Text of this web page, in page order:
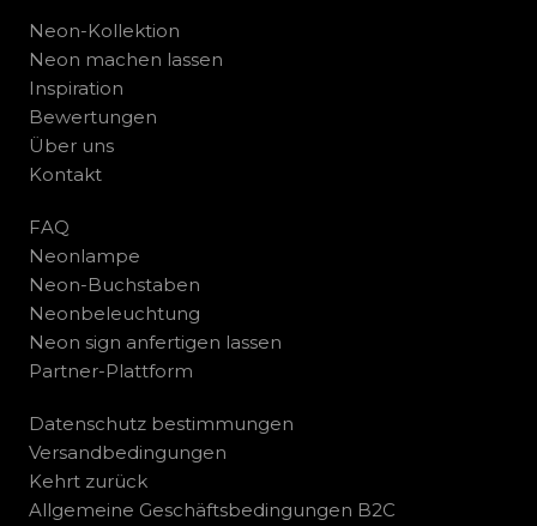
Neon-Kollektion
Neon machen lassen
Inspiration
Bewertungen
Über uns
Kontakt
FAQ
Neonlampe
Neon-Buchstaben
Neonbeleuchtung
Neon sign anfertigen lassen
Partner-Plattform
Datenschutz bestimmungen
Versandbedingungen
Kehrt zurück
Allgemeine Geschäftsbedingungen B2C